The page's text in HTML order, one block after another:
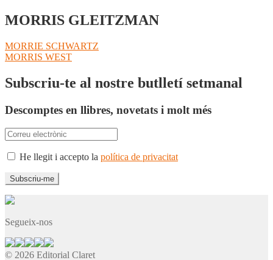
MORRIS GLEITZMAN
Navegació
d'entrades
Entrada
anterior:
MORRIE SCHWARTZ
Pròxima
MORRIS WEST
Subscriu-te al nostre butlletí setmanal
Descomptes en llibres, novetats i molt més
He llegit i accepto la política de privacitat
Segueix-nos
© 2026 Editorial Claret